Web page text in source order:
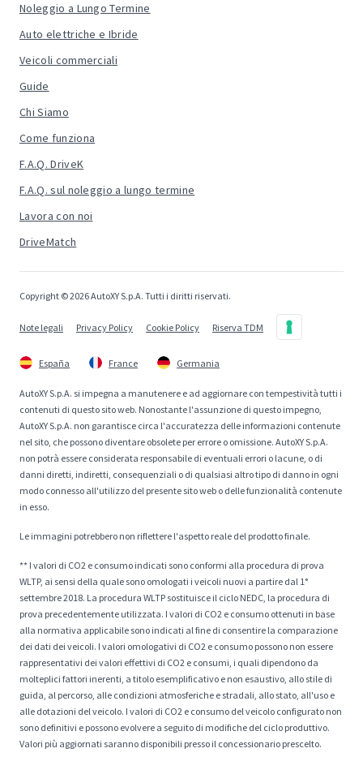
Noleggio a Lungo Termine
Auto elettriche e Ibride
Veicoli commerciali
Guide
Chi Siamo
Come funziona
F.A.Q. DriveK
F.A.Q. sul noleggio a lungo termine
Lavora con noi
DriveMatch
Copyright © 2026 AutoXY S.p.A. Tutti i diritti riservati.
Note legali Privacy Policy Cookie Policy Riserva TDM
España France Germania
AutoXY S.p.A. si impegna a manutenere e ad aggiornare con tempestività tutti i
contenuti di questo sito web. Nonostante l'assunzione di questo impegno,
AutoXY S.p.A. non garantisce circa l'accuratezza delle informazioni contenute
nel sito, che possono diventare obsolete per errore o omissione. AutoXY S.p.A.
non potrà essere considerata responsabile di eventuali errori o lacune, o di
danni diretti, indiretti, consequenziali o di qualsiasi altro tipo di danno in ogni
modo connesso all'utilizzo del presente sito web o delle funzionalità contenute
in esso.
Le immagini potrebbero non riflettere l'aspetto reale del prodotto finale.
** I valori di CO2 e consumo indicati sono conformi alla procedura di prova
WLTP, ai sensi della quale sono omologati i veicoli nuovi a partire dal 1°
settembre 2018. La procedura WLTP sostituisce il ciclo NEDC, la procedura di
prova precedentemente utilizzata. I valori di CO2 e consumo ottenuti in base
alla normativa applicabile sono indicati al fine di consentire la comparazione
dei dati dei veicoli. I valori omologativi di CO2 e consumo possono non essere
rappresentativi dei valori effettivi di CO2 e consumi, i quali dipendono da
molteplici fattori inerenti, a titolo esemplificativo e non esaustivo, allo stile di
guida, al percorso, alle condizioni atmosferiche e stradali, allo stato, all'uso e
alle dotazioni del veicolo. I valori di CO2 e consumo del veicolo configurato non
sono definitivi e possono evolvere a seguito di modifiche del ciclo produttivo.
Valori più aggiornati saranno disponibili presso il concessionario prescelto.